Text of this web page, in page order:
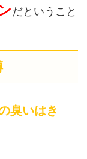
だということ
臭いはき